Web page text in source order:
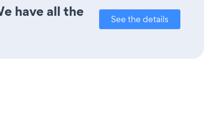
have all the
See the details